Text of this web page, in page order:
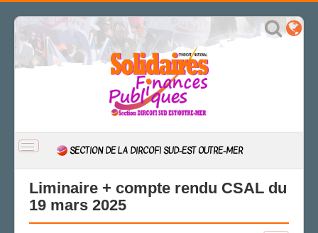
BASCULER
NAVIGATION
SECTION DE LA DIRCOFI SUD-EST OUTRE-MER
ACTUALITÉ
CSAL
Liminaire + compte rendu CSAL du
19 mars 2025